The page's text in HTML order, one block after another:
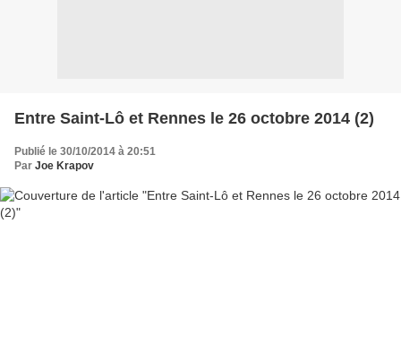
Entre Saint-Lô et Rennes le 26 octobre 2014 (2)
Publié le 30/10/2014 à 20:51
Par Joe Krapov